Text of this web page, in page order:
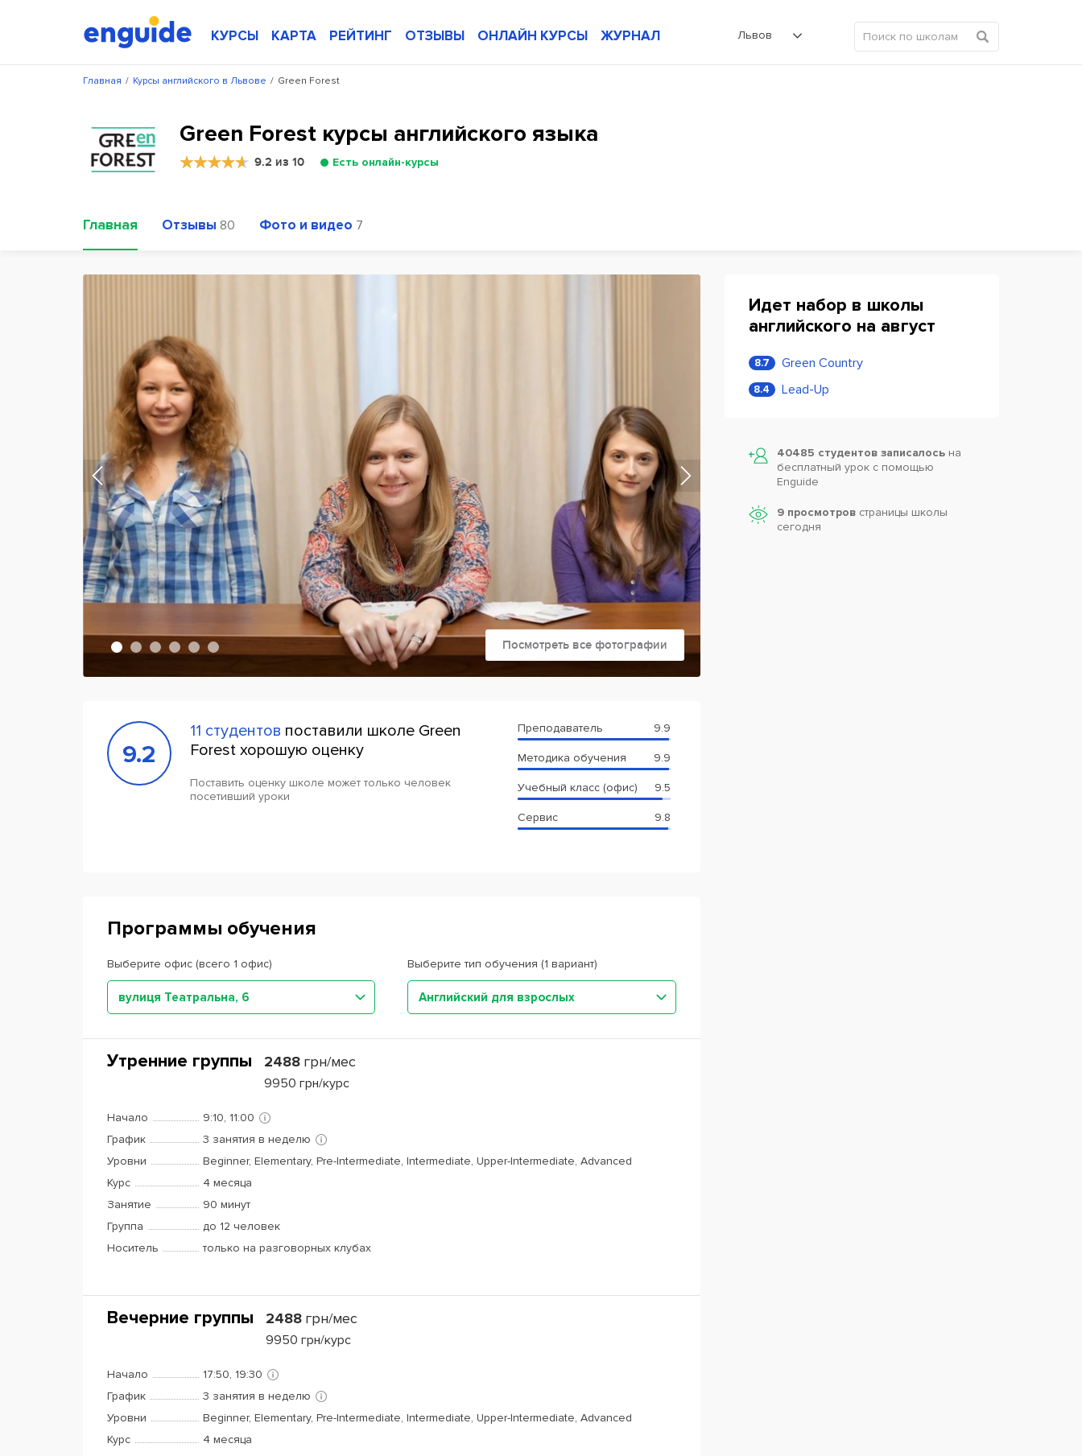
КУРСЫ КАРТА РЕЙТИНГ ОТЗЫВЫ ОНЛАЙН КУРСЫ ЖУРНАЛ Львов
/
Главная /
Курсы английского в Львове Green Forest
Green Forest курсы английского языка
9.2 из 10 Есть онлайн-курсы
Главная Отзывы 80 Фото и видео 7
Посмотреть все фотографии
9.2
11 студентов поставили школе Green
Forest хорошую оценку
Поставить оценку школе может только человек
посетивший уроки
Преподаватель 9.9
Методика обучения 9.9
Учебный класс (офис) 9.5
Сервис 9.8
Программы обучения
Выберите офис (всего 1 офис)
вулиця Театральна, 6
Выберите тип обучения (1 вариант)
Английский для взрослых
Утренние группы 2488 грн/мес
9950 грн/курс
Начало
9:10, 11:00
График
3 занятия в неделю
Уровни
Beginner, Elementary, Pre-Intermediate, Intermediate, Upper-Intermediate, Advanced
Курс
4 месяца
Занятие
90 минут
Группа
до 12 человек
Носитель
только на разговорных клубах
Вечерние группы 2488 грн/мес
9950 грн/курс
Начало
17:50, 19:30
График
3 занятия в неделю
Уровни
Beginner, Elementary, Pre-Intermediate, Intermediate, Upper-Intermediate, Advanced
Курс
4 месяца
Идет набор в школы
английского на август
8.7 Green Country
8.4 Lead-Up
40485 студентов записалось на
бесплатный урок с помощью
Enguide
9 просмотровстраницы школы
сегодня